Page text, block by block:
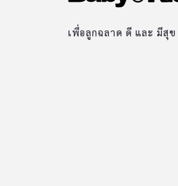
เพื่อลูกฉลาด ดี และ มีสุข